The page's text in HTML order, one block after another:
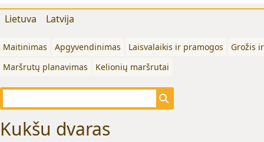
Lietuva Latvija
Maitinimas Apgyvendinimas Laisvalaikis ir pramogos
Grožis
Maršrutų planavimas
Kelionių maršrutai
Kukšu dvaras